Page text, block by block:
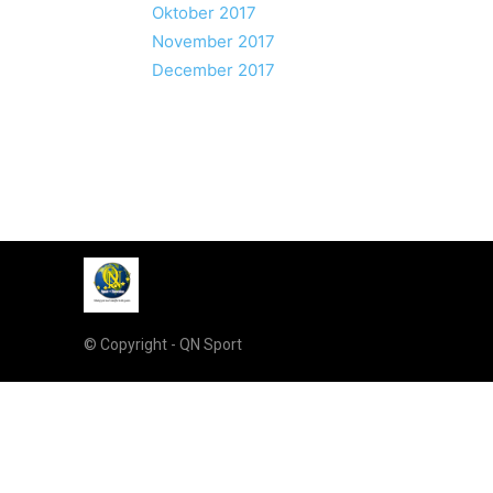
Oktober 2017
November 2017
December 2017
© Copyright - QN Sport